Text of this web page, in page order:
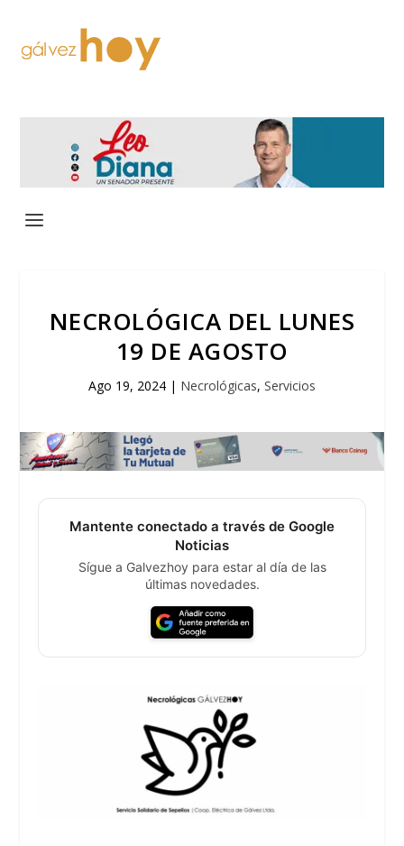
NECROLÓGICA DEL LUNES
19 DE AGOSTO
Ago 19, 2024 | Necrológicas, Servicios
Mantente conectado a través de Google
Noticias
Sígue a Galvezhoy para estar al día de las
últimas novedades.